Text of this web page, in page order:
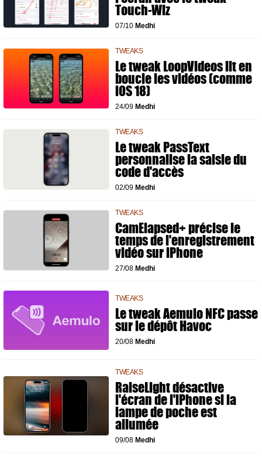
Touch-Wiz
07/10 Medhi
TWEAKS
Le tweak LoopVideos lit en
boucle les vidéos (comme
iOS 18)
24/09 Medhi
TWEAKS
Le tweak PassText
personnalise la saisie du
code d'accès
02/09 Medhi
TWEAKS
CamElapsed+ précise le
temps de l'enregistrement
vidéo sur iPhone
27/08 Medhi
TWEAKS
Le tweak Aemulo NFC passe
sur le dépôt Havoc
20/08 Medhi
TWEAKS
RaiseLight désactive
l'écran de l'iPhone si la
lampe de poche est
allumée
09/08 Medhi